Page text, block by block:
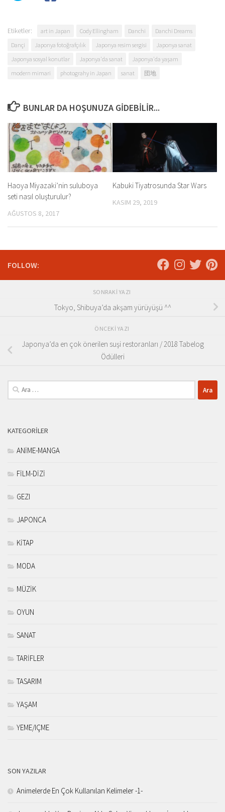
Etiketler: art in Japan Cody Ellingham Danchi
Danchi Dreams
Dançi
Japonya fotoğrafçılık Japonya resim sergisi
Japonya sanat
Japonya sosyal konutlar
Japonya'da sanat
Japonya'da yaşam
modern mimari
photograhy in Japan sanat 団地
BUNLAR DA HOŞUNUZA GIDEBILIR...
Haoya Miyazaki’nin suluboya
seti nasıl oluşturulur?
AĞUSTOS 8, 2017
Kabuki Tiyatrosunda Star Wars
KASIM 29, 2019
FOLLOW:
SONRAKI YAZI
Tokyo, Shibuya’da akşam yürüyüşü ^^
ÖNCEKI YAZI
Japonya’da en çok önerilen suşi restoranları / 2018 Tabelog
Ödülleri
Arama:
KATEGORILER
ANİME-MANGA
FİLM-DİZİ
GEZI
JAPONCA
KİTAP
MODA
MÜZİK
OYUN
SANAT
TARİFLER
TASARIM
YAŞAM
YEME/IÇME
SON YAZILAR
Animelerde En Çok Kullanılan Kelimeler -1-